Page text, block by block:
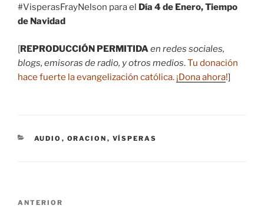
#VisperasFrayNelson para el Día 4 de Enero, Tiempo
de Navidad
[REPRODUCCIÓN PERMITIDAen redes sociales,
blogs, emisoras de radio, y otros medios.Tu donación
hace fuerte la evangelización católica. ¡Dona ahora!]
CATEGORÍAS
AUDIO , ORACION , VÍSPERAS
Navegación
Entrada
ANTERIOR